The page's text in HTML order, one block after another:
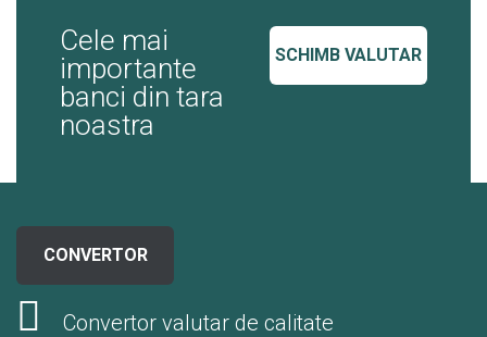
SCHIMB VALUTAR
Cele mai
importante
banci din tara
noastra
CONVERTOR
Convertor valutar de calitate